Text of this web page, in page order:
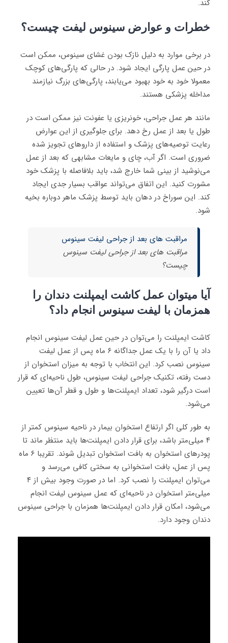
کند.
خطرات و عوارض سینوس لیفت چیست؟
در برخی موارد به دلیل نازک بودن غشای سینوس، ممکن است
در حین عمل پارگی ایجاد شود. در حالی که پارگی‌های کوچک
معمولا خود به خود بهبود می‌یابند، پارگی‌های بزرگ نیازمند
مداخله پزشکی هستند.
مانند هر عمل جراحی، خونریزی یا عفونت نیز ممکن است در
طول یا بعد از عمل رخ دهد. برای جلوگیری از این عوارض
رعایت توصیه‌های پزشک و استفاده از داروهای تجویز شده
ضروری است. اگر آب، چای و مایعات مشابهی که بعد از عمل
می‌نوشید از بینی شما خارج شد، باید بلافاصله با پزشک خود
مشورت کنید. این اتفاق می‌تواند عواقب بسیار جدی ایجاد
کند. این سوراخ در دهان باید توسط پزشک ماهر دوباره بخیه
شود.
مراقبت های بعد از جراحی لیفت سینوس
مراقبت های بعد از جراحی لیفت سینوس
چیست؟
آیا میتوان عمل کاشت ایمپلنت دندان را
همزمان با لیفت سینوس انجام داد؟
کاشت ایمپلنت را می‌توان در حین عمل لیفت سینوس انجام
داد یا آن را با یک عمل جداگانه ۶ ماه پس از عمل لیفت
سینوس نصب کرد. این انتخاب با توجه به میزان استخوان از
دست رفته، تکنیک جراحی لیفت سینوس، طول ناحیه‌ای که قرار
است درگیر شود، تعداد ایمپلنت‌ها و طول و قطر آن‌ها تعیین
می‌شود.
به طور کلی اگر ارتفاع استخوان بیمار در ناحیه سینوس کمتر از
۴ میلی‌متر باشد، برای قرار دادن ایمپلنت‌ها باید منتظر ماند تا
پودرهای استخوان به بافت استخوان تبدیل شوند. تقریبا ۶ ماه
پس از عمل، بافت استخوانی به سختی کافی می‌رسد و
می‌توان ایمپلنت را نصب کرد. اما در صورت وجود بیش از ۴
میلی‌متر استخوان در ناحیه‌ای که عمل سینوس لیفت انجام
می‌شود، امکان قرار دادن ایمپلنت‌ها همزمان با جراحی سینوس
دندان وجود دارد.